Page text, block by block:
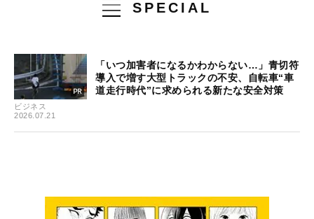
SPECIAL
ビジネス
2026.07.21
「いつ加害者になるかわからない…」青切符
導入で増す大型トラックの不安、自転車“車
道走行時代”に求められる新たな安全対策